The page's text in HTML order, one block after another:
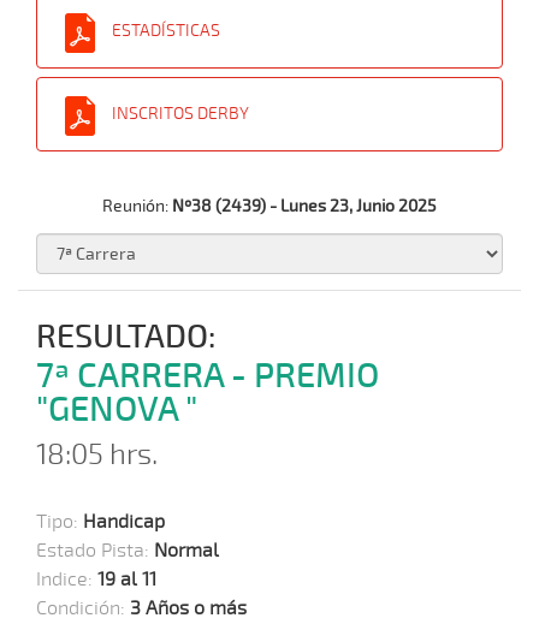
ESTADÍSTICAS
INSCRITOS DERBY
Reunión: Nº38 (2439) - Lunes 23, Junio 2025
RESULTADO:
7ª CARRERA - PREMIO
"GENOVA "
18:05 hrs.
Tipo: Handicap
Estado Pista: Normal
Indice: 19 al 11
Condición: 3 Años o más